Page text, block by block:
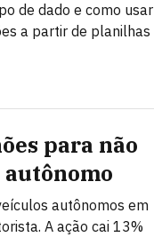
de dado e como usar
a partir de planilhas
para não
autônomos em
A ação cai 13%